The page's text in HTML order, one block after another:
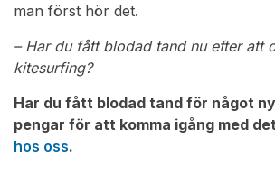
man först hör det.
– Har du fått blodad tand nu efter att
kitesurfing?
Har du fått blodad tand för något
pengar för att komma igång med
hos oss.